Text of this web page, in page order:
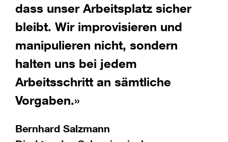
dass unser Arbeitsplatz sicher
bleibt. Wir improvisieren und
manipulieren nicht, sondern
halten uns bei jedem
Arbeitsschritt an sämtliche
Vorgaben.»
Bernhard Salzmann